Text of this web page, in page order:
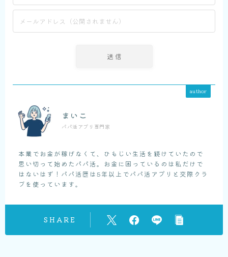
author
まいこ
パパ活アプリ専門家
本業でお金が稼げなくて、ひもじい生活を続けていたので
思い切って始めたパパ活。お金に困っているのは私だけで
はないはず！パパ活歴は5年以上でパパ活アプリと交際クラ
ブを使っています。
SHARE